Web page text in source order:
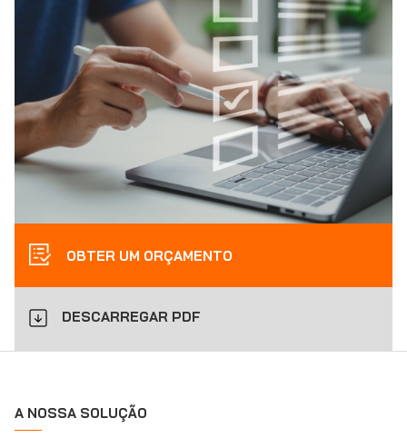
OBTER UM ORÇAMENTO
DESCARREGAR PDF
A NOSSA SOLUÇÃO